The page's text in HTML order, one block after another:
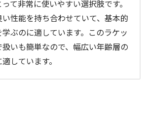
て非常に使いやすい選択肢です。
性能を持ち合わせていて、基本的
ぶのに適しています。このラケッ
扱いも簡単なので、幅広い年齢層の
しています。